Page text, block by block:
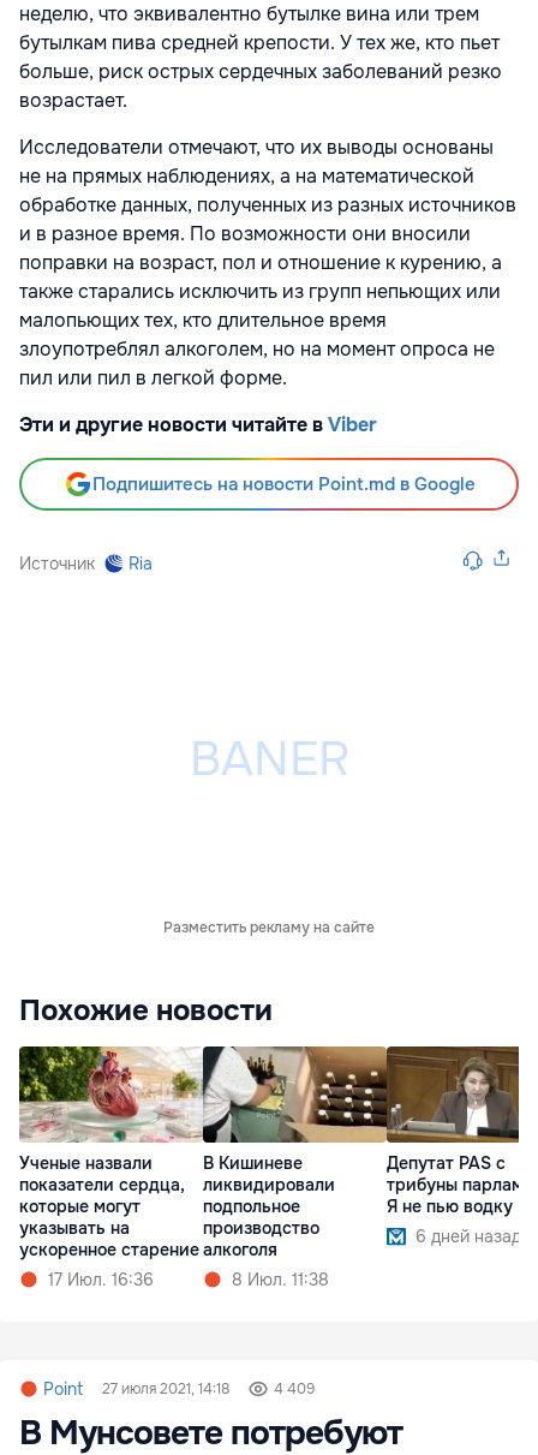
неделю, что эквивалентно бутылке вина или трем
бутылкам пива средней крепости. У тех же, кто пьет
больше, риск острых сердечных заболеваний резко
возрастает.
Исследователи отмечают, что их выводы основаны
не на прямых наблюдениях, а на математической
обработке данных, полученных из разных источников
и в разное время. По возможности они вносили
поправки на возраст, пол и отношение к курению, а
также старались исключить из групп непьющих или
малопьющих тех, кто длительное время
злоупотреблял алкоголем, но на момент опроса не
пил или пил в легкой форме.
Эти и другие новости читайте вViber
Подпишитесь на новости Point.md в Google
Источник Ria
Разместить рекламу на сайте
Похожие новости
Ученые назвали
показатели сердца,
которые могут
указывать на
ускоренное старение
17 Июл. 16:36
В Кишиневе
ликвидировали
подпольное
производство
алкоголя
8 Июл. 11:38
Депутат PAS с
трибуны
Я не пью водку
6 дней назад
Point 27 июля 2021, 14:18 4 409
В Мунсовете потребуют